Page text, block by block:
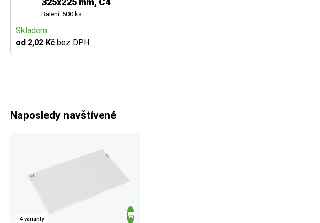
Balení: 500 ks
Skladem
od 2,02 Kč bez DPH
Naposledy navštívené
4 varianty